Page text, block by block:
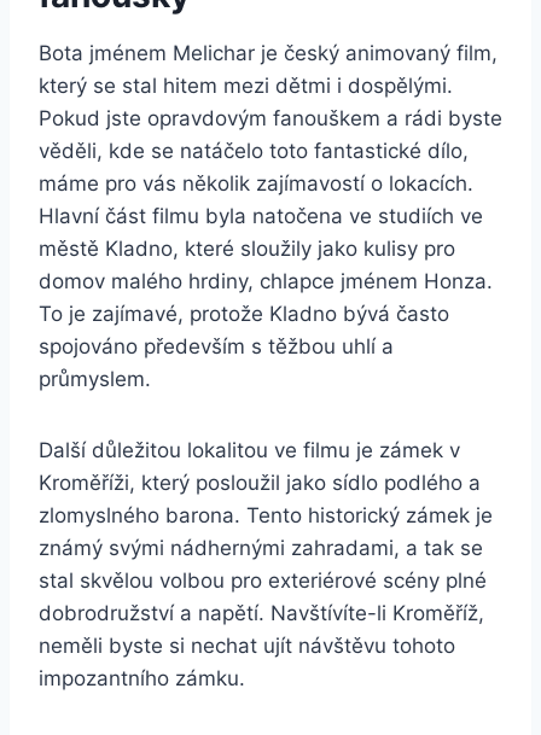
Bota jménem Melichar ⁤je český animovaný⁣ film,
který se stal hitem mezi dětmi⁣ i dospělými.
⁢Pokud⁢ jste opravdovým fanouškem a rádi byste
věděli, kde⁢ se natáčelo​ toto fantastické dílo,​
máme ⁢pro vás několik zajímavostí ⁣o lokacích.
Hlavní část filmu⁤ byla natočena ve studiích ve
městě Kladno, které sloužily jako kulisy⁣ pro
domov ​malého hrdiny, chlapce jménem Honza.
To je zajímavé, protože Kladno ‌bývá často
spojováno především s těžbou uhlí a
průmyslem.
Další důležitou lokalitou ve filmu je zámek‍ v
Kroměříži, ‍který posloužil jako sídlo podlého a
zlomyslného ⁢barona. ⁣Tento historický ​zámek je
známý svými nádhernými zahradami, a ‍tak se
stal skvělou volbou ​pro exteriérové scény plné
⁤dobrodružství a napětí. Navštívíte-li⁤ Kroměříž,
neměli byste si nechat ujít návštěvu tohoto
impozantního zámku.